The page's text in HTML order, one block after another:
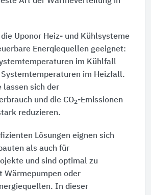
Uponor Heiz- und Kühlsysteme
Enerqiequellen geeignet:
im Kühlfall
Systemtemperaturen im Heizfall.
lassen sich der
und die CO2-Emissionen
reduzieren.
Lösungen eignen sich
als auch für
und sind optimal zu
Wärmepumpen oder
In dieser